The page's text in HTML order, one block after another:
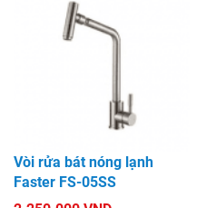
Vòi rửa bát nóng lạnh
Faster FS-05SS